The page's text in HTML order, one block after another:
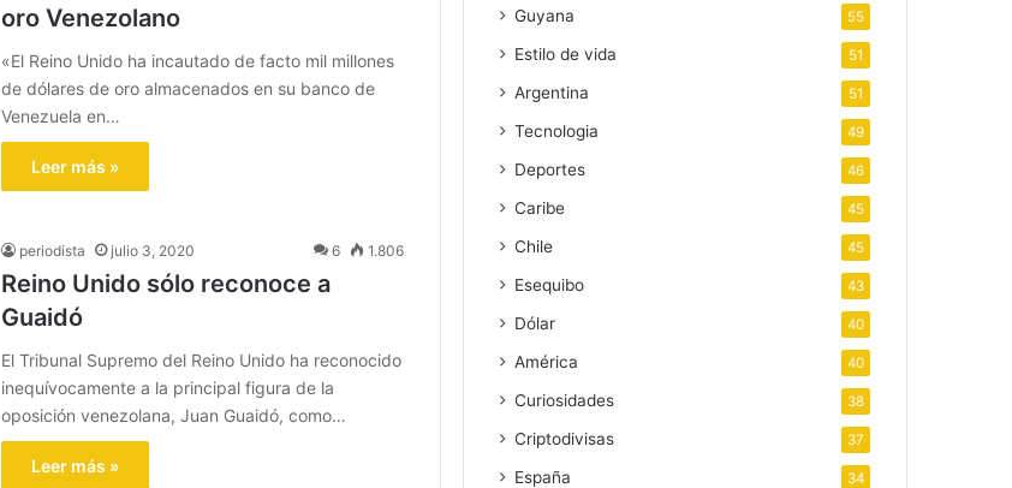
oro Venezolano
«El Reino Unido ha incautado de facto mil millones
de dólares de oro almacenados en su banco de
Venezuela en…
Leer más »
periodista julio 3, 2020 6 1.806
Reino Unido sólo reconoce a
Guaidó
El Tribunal Supremo del Reino Unido ha reconocido
inequívocamente a la principal figura de la
oposición venezolana, Juan Guaidó, como…
Leer más »
Guyana 55
Estilo de vida 51
Argentina 51
Tecnologia 49
Deportes 46
Caribe 45
Chile 45
Esequibo 43
Dólar 40
América 40
Curiosidades 38
Criptodivisas 37
España 34